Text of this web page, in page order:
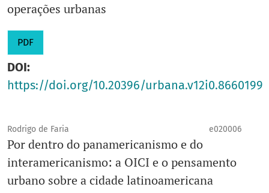
operações urbanas
PDF
DOI:
https://doi.org/10.20396/urbana.v12i0.8660199
Rodrigo de Faria e020006
Por dentro do panamericanismo e do
interamericanismo: a OICI e o pensamento
urbano sobre a cidade latinoamericana